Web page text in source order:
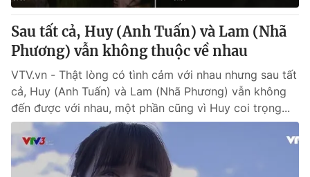
Sau tất cả, Huy (Anh Tuấn) và Lam (Nhã
Phương) vẫn không thuộc về nhau
VTV.vn - Thật lòng có tình cảm với nhau nhưng sau tất
cả, Huy (Anh Tuấn) và Lam (Nhã Phương) vẫn không
đến được với nhau, một phần cũng vì Huy coi trọng...